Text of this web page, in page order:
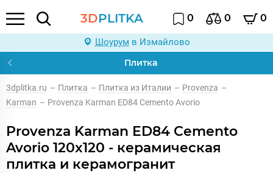
3DPLITKA 0 0 0
Шоурум в Измайлово
Плитка
3dplitka.ru – Плитка – Плитка из Италии – Provenza –
Karman – Provenza Karman ED84 Cemento Avorio
Provenza Karman ED84 Cemento
Avorio 120x120 - керамическая
плитка и керамогранит